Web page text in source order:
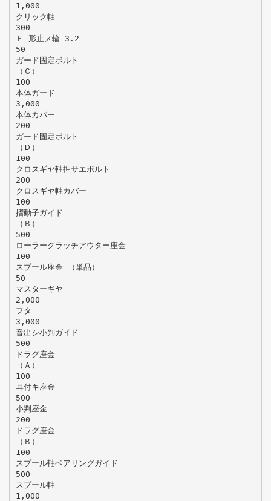
1,000
クリック軸
300
Ｅ 形止メ輪 3.2
50
ガード固定ボルト
（Ｃ）
100
本体ガード
3,000
本体カバー
200
ガード固定ボルト
（Ｄ）
100
クロスギヤ軸押サエボルト
200
クロスギヤ軸カバー
100
摺動子ガイド
（Ｂ）
500
ローラークラッチアウター座金
100
スプール座金 （単品）
50
マスターギヤ
2,000
フタ
3,000
音出シ小判ガイド
500
ドラグ座金
（Ａ）
100
耳付キ座金
500
小判座金
200
ドラグ座金
（Ｂ）
100
スプール軸ベアリングガイド
500
スプール軸
1,000